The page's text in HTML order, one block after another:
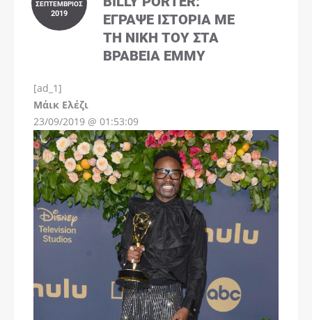
ΣΕΠΤΈΜΒΡΙΟΣ
2019
ΈΓΡΑΨΕ ΙΣΤΟΡΊΑ ΜΕ
ΤΗ ΝΊΚΗ ΤΟΥ ΣΤΑ
ΒΡΑΒΕΊΑ EMMY
[ad_1]
Μάικ ΕλέζιInstagram
23/09/2019 @ 01:53:09